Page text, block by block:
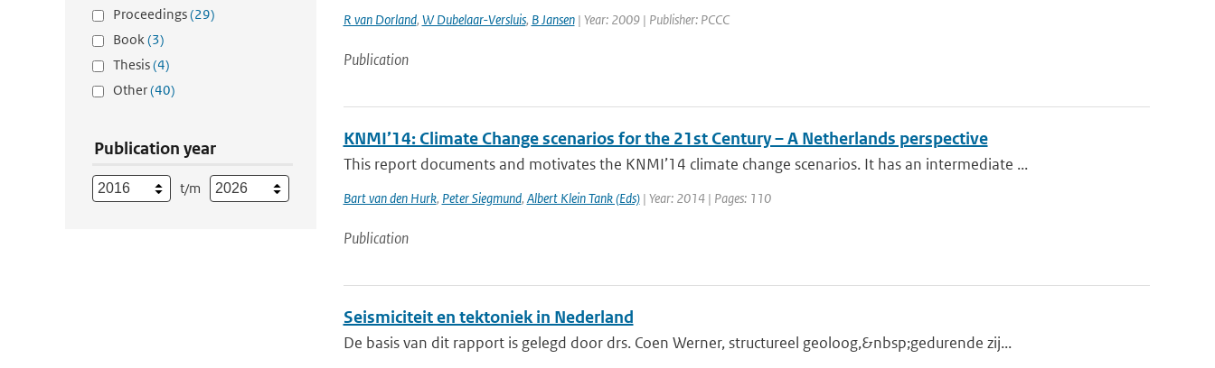
Proceedings(29)
Book(3)
Thesis(4)
Other(40)
Publication year
t/m
R van Dorland, W Dubelaar-Versluis, B Jansen| Year: 2009 | Publisher: PCCC
Publication
KNMI’14: Climate Change scenarios for the 21st Century – A Netherlands perspective
This report documents and motivates the KNMI’14 climate change scenarios. It has an intermediate ...
Bart van den Hurk, Peter Siegmund, Albert Klein Tank (Eds)| Year: 2014 | Pages: 110
Publication
Seismiciteit en tektoniek in Nederland
De basis van dit rapport is gelegd door drs. Coen Werner, structureel geoloog,&nbsp;gedurende zij...